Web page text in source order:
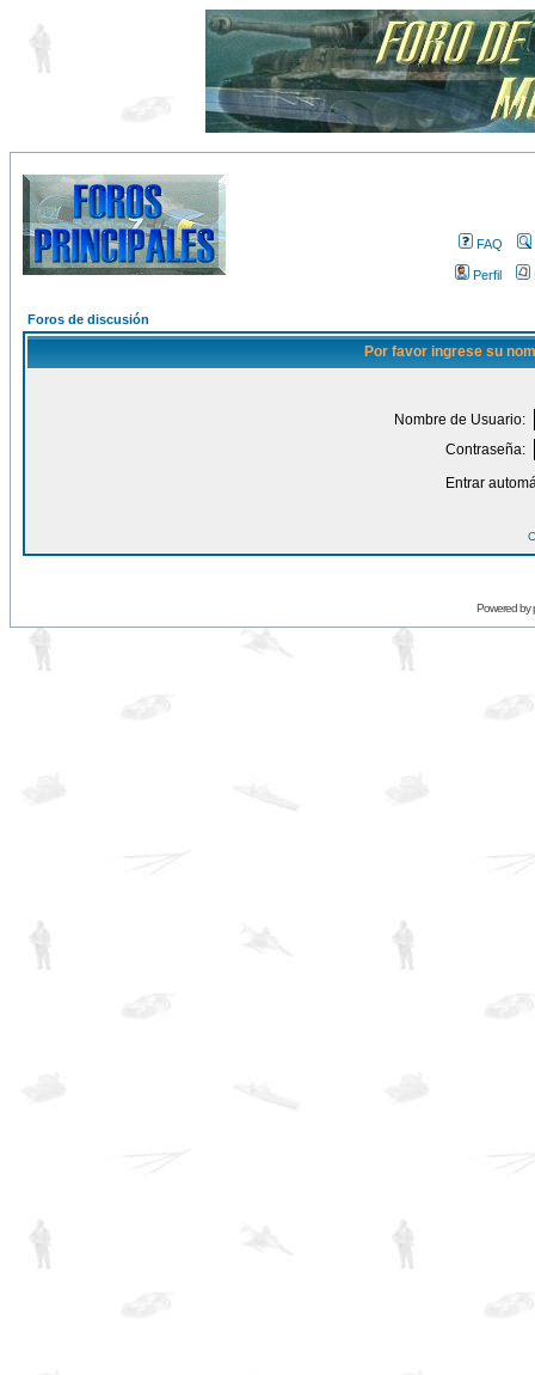
FAQ
Perfil
Foros de discusión
Por favor ingrese su
Nombre de Usuario:
Contraseña:
Entrar
Powered by